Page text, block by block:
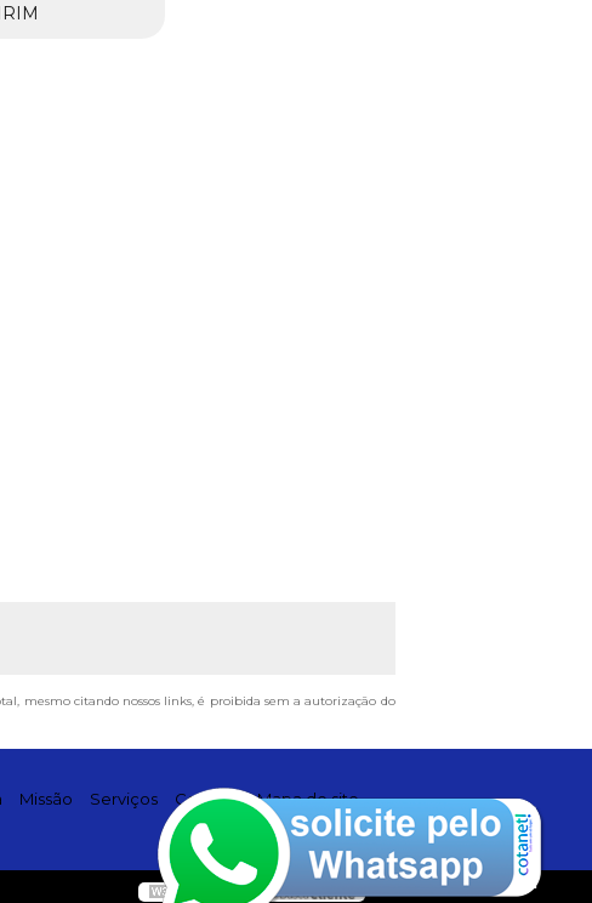
mesmo citando nossos links, é proibida sem a autorização do
Missão Serviços Contato Mapa do site